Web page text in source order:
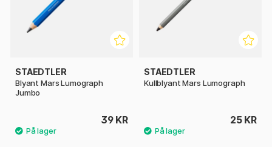
STAEDTLER
Blyant Mars Lumograph
Jumbo
39 KR
STAEDTLER
Kullblyant Mars Lumograph
25 KR